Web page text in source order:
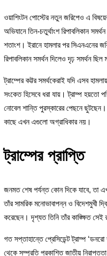
ওয়াশিংটন পোস্টের নতুন জরিপেও এ
অভিযানে তিন-চতুর্থাংশ রিপাবলিকান
শতাংশ। ইরানে হামলার পর সিএনএনের
রিপাবলিকান সমর্থন দিলেও দৃঢ় সমর্থন
ট্রাম্পের কট্টর সমর্থকেরাই যদি এসব
সংকেত হিসেবে ধরা যায়। ট্রাম্প হয়তো
নোবেল শান্তি পুরস্কারের পেছনে ছুটছেন।
কাছে এখন এগুলো অগ্রাধিকার নয়।
ট্রাম্পের প্রাপ্তি
জনমত শেষ পর্যন্ত কোন দিকে যাবে, তা
তাঁর সামরিক মনোভাবাপন্ন ও বিদেশমুখী
করেছেন। দৃশ্যত তিনি তাঁর কাঙ্ক্ষিত
গত সপ্তাহান্তে প্রেসিডেন্ট ট্রাম্প
থেকে সম্প্রতি প্রকাশিত জাতীয়